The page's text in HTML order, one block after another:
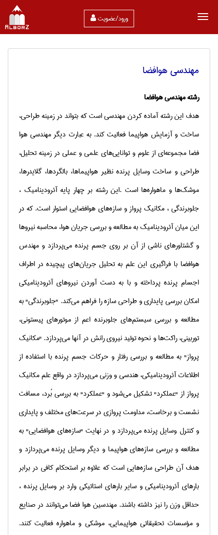
ورود/عضویت
مهندسی هوافضا
رشته مهندسی هوافضا
هدف‌ این‌ رشته‌ آماده‌ کردن‌ مهندسی‌ است‌ که‌ بتواند در زمینه‌ طراحی‌،
ساخت‌ و آزمایش‌ هواپیما فعالیت‌ کند. به‌ عبارت‌ دیگر مهندسی‌ هوا
فضا مجموعه‌ای‌ از علوم‌ و توانایی‌های‌ علمی‌ و عملی‌ در زمینه‌ تحلیل‌،
طراحی‌ و ساخت‌ وسایل‌ پرنده‌ نظیر هواپیماها، بالگردها، گلایدرها،
موشک‌ها و ماهواره‌ها است‌ .این‌ رشته‌ بر چهار پایه‌ آئرودینامیک‌ ،
جلوبرندگی‌ ، مکانیک‌ پرواز و سازه‌های‌ هوافضایی‌ استوار است‌. که در
این میان آئرودینامیک به مطالعه و بررسی جریان هوا، محاسبه نیروها
و گشتاورهای ناشی از آن بر روی جسم پرنده می‌پردازد و مهندس
هوافضا با فراگیری این علم به تحلیل جریان‌های پیچیده در اطراف
اجسام پرنده پرداخته و با به دست آوردن نیروهای آئرودینامیکی
امکان بررسی پایداری و طراحی سازه را فراهم می‌کند. "جلوبرندگی" به
مطالعه و بررسی سیستم‌های جلوبرنده اعم از موتورهای پیستونی،
توربینی، راکت‌ها و نحوه تولید نیروی رانش در آنها می‌پردازد. "مکانیک
پرواز" به مطالعه و بررسی رفتار و حرکات جسم پرنده با استفاده از
اطلاعات آئرودینامیکی، هندسی و وزنی می‌پردازد در واقع علم مکانیک
پرواز از "عملکرد" تشکیل می‌شود و "عملکرد" به بررسی بُرد، مسافت
نشست و برخاست، مداومت پروازی در سرعت‌های مختلف و پایداری
و کنترل وسایل پرنده می‌پردازد و در نهایت "سازه‌های هوافضایی" به
مطالعه و بررسی سازه‌های هواپیما و دیگر وسایل پرنده می‌پردازد و
هدف آن طراحی سازه‌هایی است که علاوه بر استحکام کافی در برابر
بارهای آئرودینامیکی و سایر بارهای استاتیکی وارد بر وسایل پرنده ،
حداقل وزن را نیز داشته باشند. مهندسین‌ هوا فضا می‌توانند در صنایع‌
و مؤسسات‌ تحقیقاتی‌ هواپیمایی‌، موشکی‌ و ماهواره‌ فعالیت‌ کنند.